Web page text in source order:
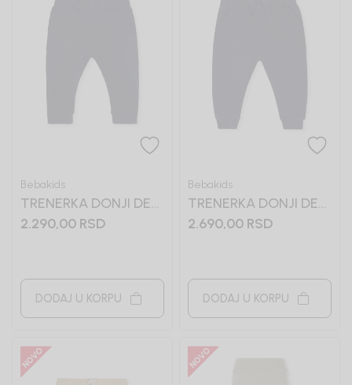
Bebakids
TRENERKA DONJI DEO
ZA DEČAKE LENON
2.290,00 RSD
DODAJ U KORPU
Bebakids
TRENERKA DONJI DEO
ZA DEČAKE LOKI
2.690,00 RSD
DODAJ U KORPU